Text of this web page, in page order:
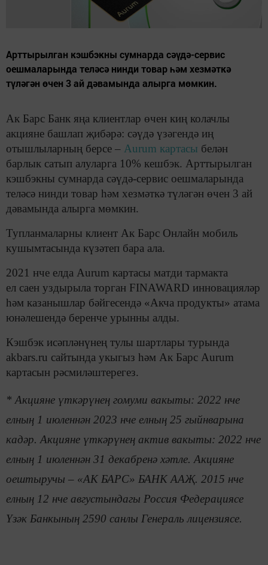
Арттырылган кэшбэкны сумнарда сәүдә-сервис
оешмаларында теләсә нинди товар һәм хезмәткә
түләгән өчен 3 ай дәвамында алырга мөмкин.
Ак Барс Банк яңа клиентлар өчен киң колачлы
акцияне башлап җибәрә: сәүдә үзәгендә иң
отышлыларның берсе – Aurum картасы белән
барлык сатып алуларга 10% кешбэк. Арттырылган
кэшбэкны сумнарда сәүдә-сервис оешмаларында
теләсә нинди товар һәм хезмәткә түләгән өчен 3 ай
дәвамында алырга мөмкин.
Тупланмаларны клиент Ак Барс Онлайн мобиль
кушымтасында күзәтеп бара ала.
2021 нче елда Aurum картасы матди тармакта
ел саен уздырыла торган FINAWARD инновацияләр
һәм казанышлар бәйгесендә «Акча продукты» атама
юнәлешендә беренче урынны алды.
Кэшбэк исәпләнүнең тулы шартлары турында
akbars.ru сайтында укыгыз һәм Ак Барс Aurum
картасын рәсмиләштерегез.
* Акцияне үткәрүнең гомуми вакыты: 2022 нче
елның 1 июленнән 2023 нче елның 25 гыйнварына
кадәр. Акцияне үткәрүнең актив вакыты: 2022 нче
елның 1 июленнән 31 декабренә хәтле. Акцияне
оештыручы – «АК БАРС» БАНК ААҖ. 2015 нче
елның 12 нче августындагы Россия Федерациясе
Үзәк Банкының 2590 санлы Генераль лицензиясе.